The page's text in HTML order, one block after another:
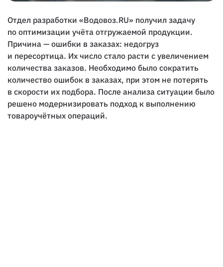
Отдел разработки «Водовоз.RU» получил задачу
по оптимизации учёта отгружаемой продукции.
Причина — ошибки в заказах: недогруз
и пересортица. Их число стало расти с увеличением
количества заказов. Необходимо было сократить
количество ошибок в заказах, при этом не потерять
в скорости их подбора. После анализа ситуации было
решено модернизировать подход к выполнению
товароучётных операций.